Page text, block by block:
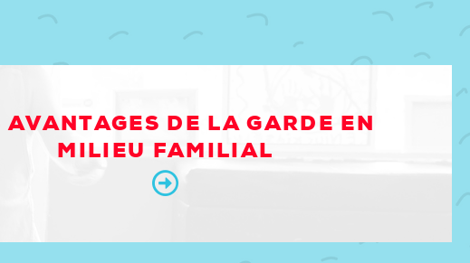
AVANTAGES DE LA GARDE EN
MILIEU FAMILIAL